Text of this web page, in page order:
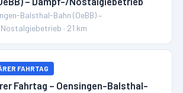
Balsthal-Bahn (OeBB) –
· 21 km
FAHRTAG
Fahrtag – Oensingen-Balsthal-